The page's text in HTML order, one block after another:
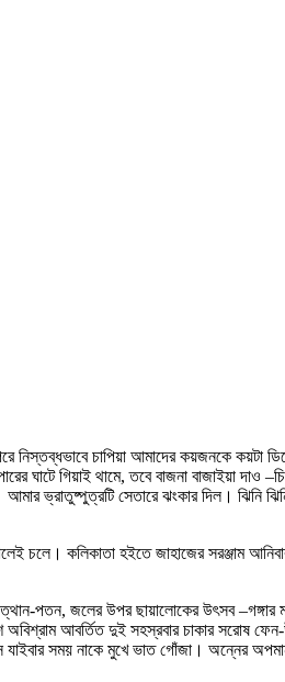
নিস্তব্ধভাবে চাপিয়া আমাদের কয়জনকে কয়টা
ঘাটে গিয়াই থামে, তবে বাজনা বাজাইয়া দাও
ভ্রাতুষ্পুত্রটি সেতারে ঝংকার দিল। ঝিনি
চলে। কলিকাতা হইতে জাহাজের সরঞ্জাম
পতন, জলের উপর ছায়ালোকের উৎসব –গঙ্গার
অবিশ্রাম আবর্তিত দুই সহস্রবার চাকার সরোষ
যাইবার সময় নাকে মুখে ভাত গোঁজা। অন্নের